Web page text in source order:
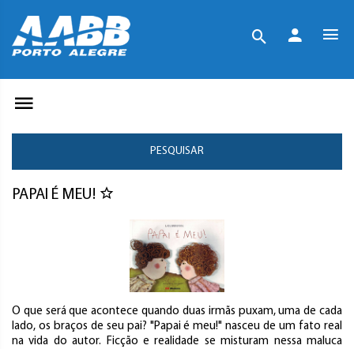
PESQUISAR
PAPAI É MEU!
O que será que acontece quando duas irmãs puxam, uma de cada
lado, os braços de seu pai? "Papai é meu!" nasceu de um fato real
na vida do autor. Ficção e realidade se misturam nessa maluca